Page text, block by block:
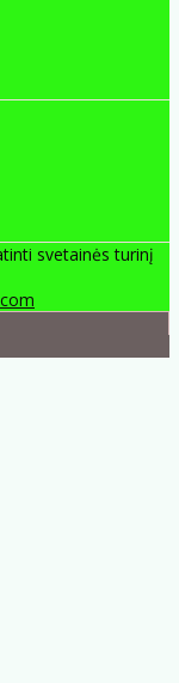
svetainės turinį